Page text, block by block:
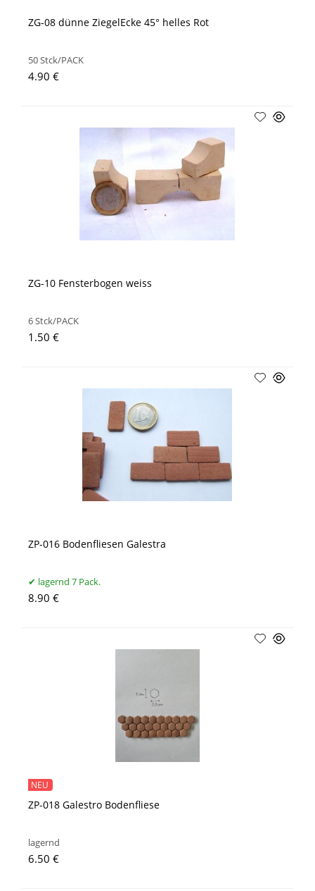
ZG-08 dünne ZiegelEcke 45° helles Rot
50 Stck/PACK
4.90 €
ZG-10 Fensterbogen weiss
6 Stck/PACK
1.50 €
ZP-016 Bodenfliesen Galestra
lagernd 7 Pack.
8.90 €
ZP-018 Galestro Bodenfliese
NEU
lagernd
6.50 €